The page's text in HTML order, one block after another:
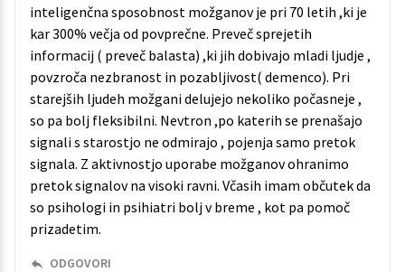
inteligenčna sposobnost možganov je pri 70 letih ,ki je
kar 300% večja od povprečne. Preveč sprejetih
informacij ( preveč balasta) ,ki jih dobivajo mladi ljudje ,
povzroča nezbranost in pozabljivost( demenco). Pri
starejših ljudeh možgani delujejo nekoliko počasneje ,
so pa bolj fleksibilni. Nevtron ,po katerih se prenašajo
signali s starostjo ne odmirajo , pojenja samo pretok
signala. Z aktivnostjo uporabe možganov ohranimo
pretok signalov na visoki ravni. Včasih imam občutek da
so psihologi in psihiatri bolj v breme , kot pa pomoč
prizadetim.
ODGOVORI